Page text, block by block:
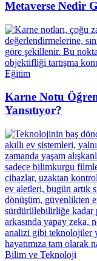
Metaverse Nedir
Eğitim
Karne Notu
Yansıtıyor?
Bilim ve Teknoloji